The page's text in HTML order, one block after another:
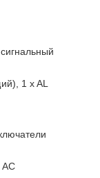
1 x AL